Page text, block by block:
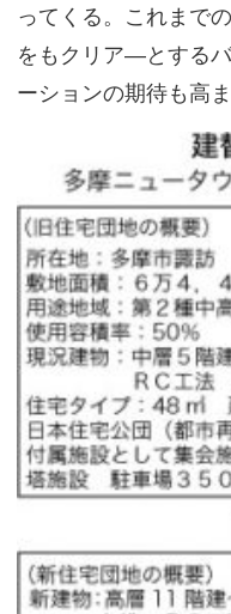
ってくる。これまで
をもクリア―とする
ーションの期待も高ま